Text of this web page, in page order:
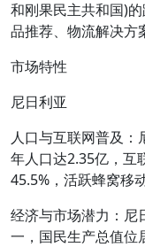
和刚果民主共和国)
品推荐、物流解决方
市场特性
尼日利亚
人口与互联网普及
年人口达2.35亿，互
45.5%，活跃蜂窝移
经济与市场潜力：尼
一，国民生产总值位